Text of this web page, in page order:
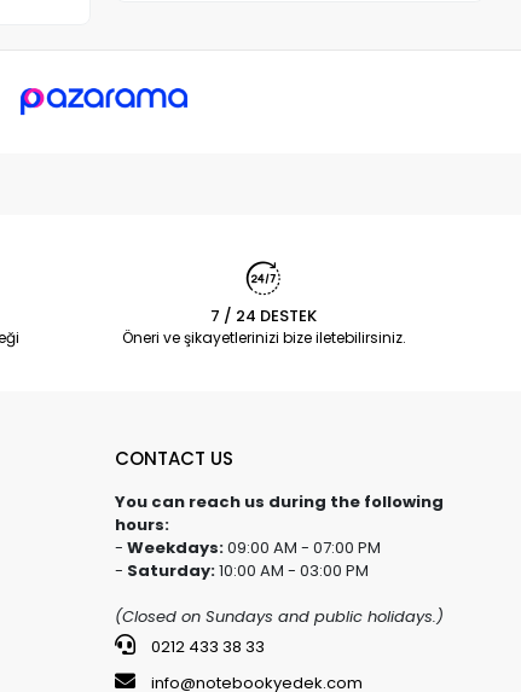
7 / 24 DESTEK
Öneri ve şikayetlerinizi bize iletebilirsiniz.
CONTACT US
You can reach us during the following
hours:
- Weekdays:09:00 AM - 07:00 PM
- Saturday:10:00 AM - 03:00 PM
(Closed on Sundays and public holidays.)
0212 433 38 33
info@notebookyedek.com